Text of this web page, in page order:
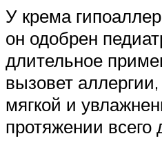
У крема
он одобрен
длительное
вызовет
мягкой и
протяжении всего